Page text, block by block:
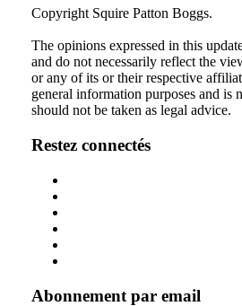
Tweet
this
post
Like
this
post
Email
this
post
Share
this
post
on
LinkedIn
Copyright Squire Patton Boggs.
The opinions expressed in this
and do not necessarily reflect the
or any of its or their respective
general information purposes and is
should not be taken as legal advice.
Restez connectés
Abonnement par email